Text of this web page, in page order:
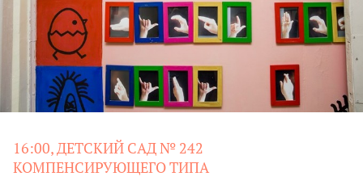
16:00, ДЕТСКИЙ САД № 242
КОМПЕНСИРУЮЩЕГО ТИПА